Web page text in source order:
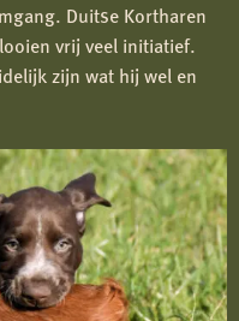
Duitse Kortharen
vrij veel initiatief.
zijn wat hij wel en